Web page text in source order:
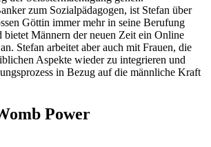
zum Sozialpädagogen, ist Stefan über
Göttin immer mehr in seine Berufung
bietet Männern der neuen Zeit ein Online
Stefan arbeitet aber auch mit Frauen, die
Aspekte wieder zu integrieren und
in Bezug auf die männliche Kraft
Power